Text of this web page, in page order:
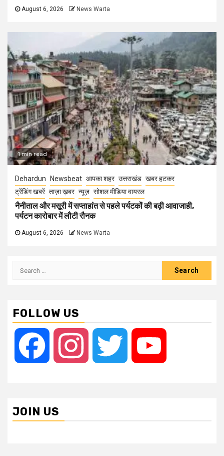
August 6, 2026 News Warta
1 min read
Dehardun Newsbeat आपका शहर उत्तराखंड खबर हटकर
ट्रेंडिंग खबरें ताज़ा ख़बर न्यूज़ सोशल मीडिया वायरल
नैनीताल और मसूरी में सप्ताहांत से पहले पर्यटकों की बढ़ी आवाजाही,
पर्यटन कारोबार में लौटी रौनक
August 6, 2026 News Warta
Search
FOLLOW US
Facebook Instagram Twitter
JOIN US